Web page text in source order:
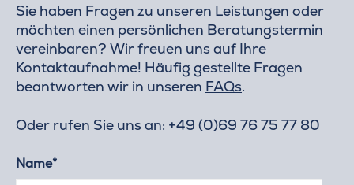
Sie haben Fragen zu unseren Leistungen oder
möchten einen persönlichen Beratungstermin
vereinbaren? Wir freuen uns auf Ihre
Kontaktaufnahme! Häufig gestellte Fragen
beantworten wir in unseren FAQs.
Oder rufen Sie uns an: +49 (0)69 76 75 77 80
Name*